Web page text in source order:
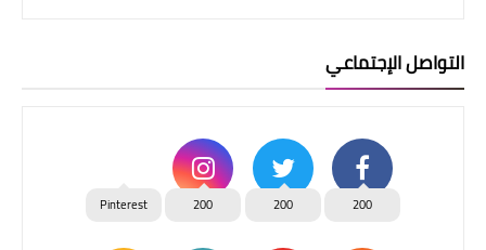
التواصل الإجتماعي
200
200
200
Pinterest